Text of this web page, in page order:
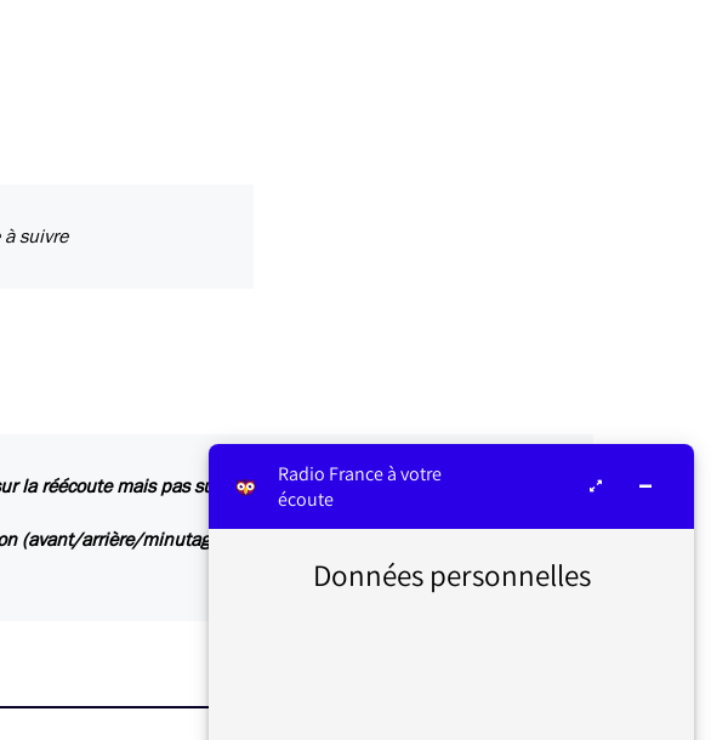
à suivre
la réécoute mais pas sur le direct ou le différé
(avant/arrière/minutage précis) revient souvent et nous allons
Radio France à votre
écoute
Données personnelles